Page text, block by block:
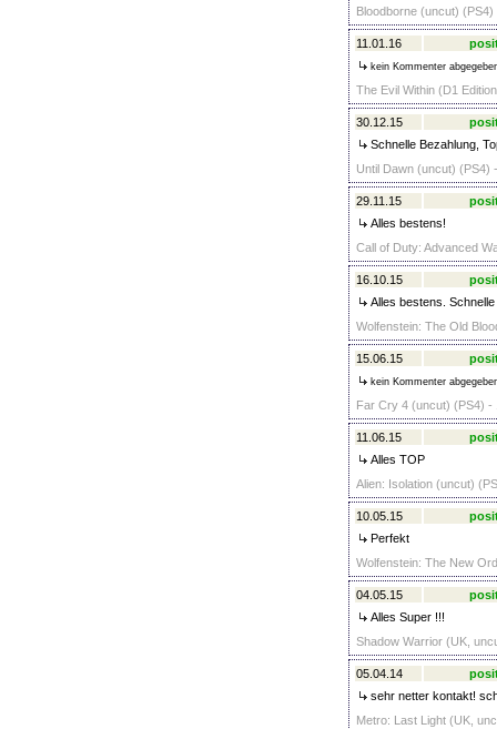
Bloodborne (uncut) (PS4)
11.01.16
kein Kommenter
The Evil Within (D1
30.12.15
Schnelle Bezahlung,
Until Dawn (uncut) (PS4)
29.11.15
Alles bestens!
Call of Duty: Advanced
16.10.15
Alles bestens.
Wolfenstein: The Old
15.06.15
kein Kommenter
Far Cry 4 (uncut) (PS4) -
11.06.15
Alles TOP
Alien: Isolation (uncut)
10.05.15
Perfekt
Wolfenstein: The New
04.05.15
Alles Super !!!
Shadow Warrior (UK,
05.04.14
sehr netter kontakt!
Metro: Last Light (UK,